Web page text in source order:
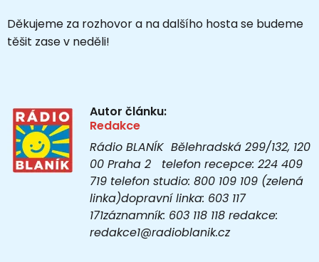
Děkujeme za rozhovor a na dalšího hosta se budeme
těšit zase v neděli!
Autor článku:
Redakce
Rádio BLANÍK Bělehradská 299/132, 120
00 Praha 2 telefon recepce: 224 409
719 telefon studio: 800 109 109 (zelená
linka)dopravní linka: 603 117
171záznamník: 603 118 118 redakce:
redakce1@radioblanik.cz